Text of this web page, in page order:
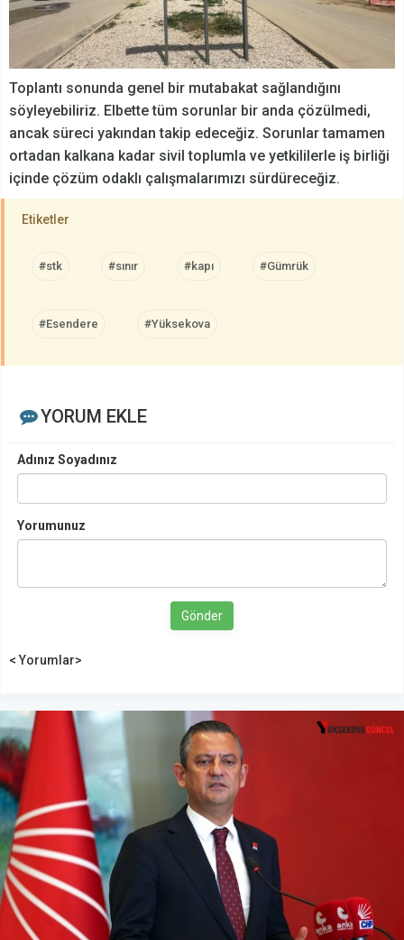
Toplantı sonunda genel bir mutabakat sağlandığını
söyleyebiliriz. Elbette tüm sorunlar bir anda çözülmedi,
ancak süreci yakından takip edeceğiz. Sorunlar tamamen
ortadan kalkana kadar sivil toplumla ve yetkililerle iş birliği
içinde çözüm odaklı çalışmalarımızı sürdüreceğiz.
Etiketler
#stk #sınır #kapı #Gümrük
#Esendere #Yüksekova
YORUM EKLE
Adınız Soyadınız
Yorumunuz
Gönder
< Yorumlar>